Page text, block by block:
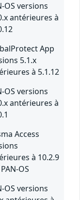
OS versions
antérieures à
App
5.1.x
à 5.1.12
OS versions
antérieures à
Access
à 10.2.9
OS
OS versions